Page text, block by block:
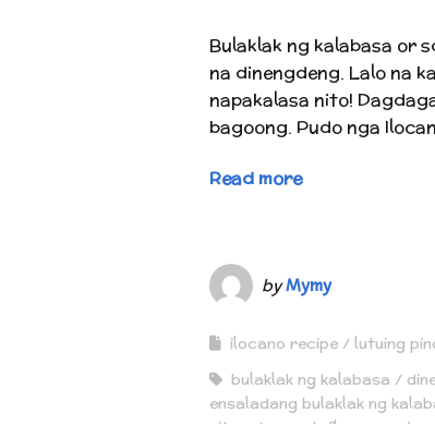
Bulaklak ng kalabasa or
na dinengdeng. Lalo na
napakalasa nito!
bagoong. Pudo nga
Read more
byMymy
ilocano recipe lutuing
bulaklak ng kalabasa
ensaladang bulaklak ng